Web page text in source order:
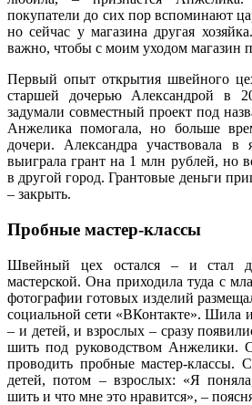
покупатели до сих пор вспоминают
но сейчас у магазина другая
важно, чтобы с моим уходом магазин
Первый опыт открытия швейного
старшей дочерью Александрой в
задумали совместный проект под
Анжелика помогала, но больше
дочери. Александра участвовала в
выиграла грант на 1 млн рублей, но
в другой город. Грантовые деньги
– закрыть.
Пробные мастер-классы
Швейный цех остался – и стал
мастерской. Она приходила туда с
фотографии готовых изделий
социальной сети «ВКонтакте». Шила
– и детей, и взрослых – сразу
шить под руководством Анжелики.
проводить пробные мастер-классы.
детей, потом – взрослых: «Я
шить и что мне это нравится», –